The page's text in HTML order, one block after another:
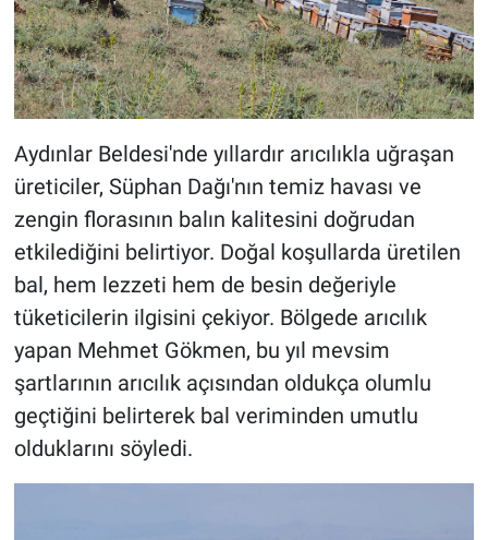
Aydınlar Beldesi'nde yıllardır arıcılıkla uğraşan
üreticiler, Süphan Dağı'nın temiz havası ve
zengin florasının balın kalitesini doğrudan
etkilediğini belirtiyor. Doğal koşullarda üretilen
bal, hem lezzeti hem de besin değeriyle
tüketicilerin ilgisini çekiyor. Bölgede arıcılık
yapan Mehmet Gökmen, bu yıl mevsim
şartlarının arıcılık açısından oldukça olumlu
geçtiğini belirterek bal veriminden umutlu
olduklarını söyledi.